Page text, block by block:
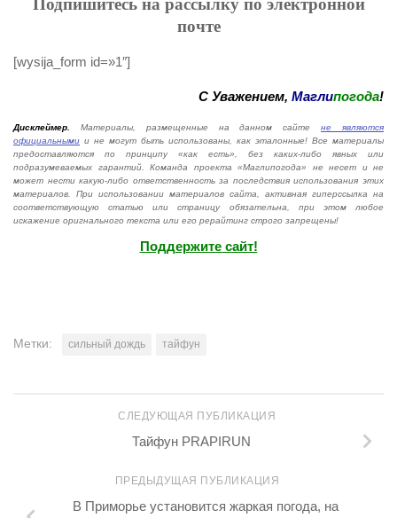
Подпишитесь на рассылку по электронной
почте
[wysija_form id=»1″]
С Уважением, Маглипогода!
Дисклеймер. Материалы, размещенные на данном сайтене являются
официальными и не могут быть использованы, как эталонные! Все материалы
предоставляются по принципу «как есть», без каких-либо явных или
подразумеваемых гарантий. Команда проекта «Маглипогода» не несет и не
может нести какую-либо ответственность за последствия использования этих
материалов. При использовании материалов сайта, активная гиперссылка на
соответствующую статью или страницу обязательна, при этом любое
искажение оригнального текста или его рерайтинг строго запрещены!
Поддержите сайт!
Метки: сильный дождь тайфун
СЛЕДУЮЩАЯ ПУБЛИКАЦИЯ
Тайфун PRAPIRUN
ПРЕДЫДУЩАЯ ПУБЛИКАЦИЯ
В Приморье установится жаркая погода, на